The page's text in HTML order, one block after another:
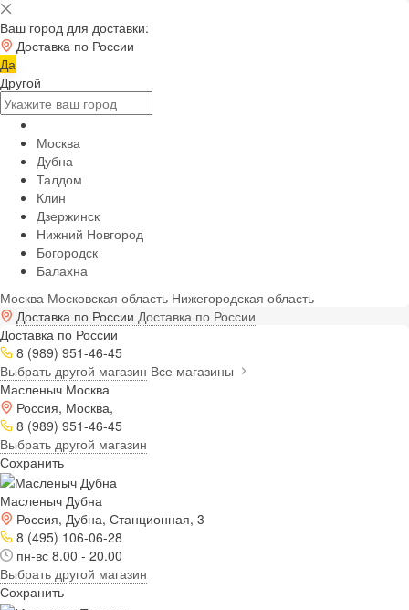
Ваш город для доставки:
Доставка по России
Да
Другой
Москва
Дубна
Талдом
Клин
Дзержинск
Нижний Новгород
Богородск
Балахна
Москва Московская область Нижегородская область
Доставка по России Доставка по России
Доставка по России
8 (989) 951-46-45
Выбрать другой магазин Все магазины
Масленыч Москва
Россия, Москва,
8 (989) 951-46-45
Выбрать другой магазин
Сохранить
Масленыч Дубна
Россия, Дубна, Станционная, 3
8 (495) 106-06-28
пн-вс 8.00 - 20.00
Выбрать другой магазин
Сохранить